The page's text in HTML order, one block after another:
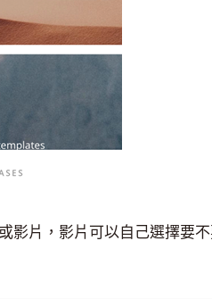
影片，影片可以自己選擇要